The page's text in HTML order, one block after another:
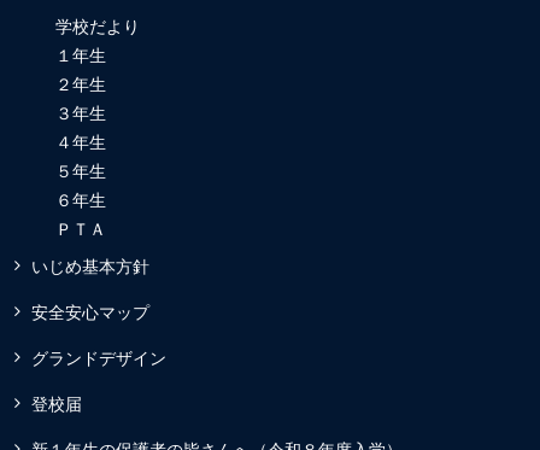
学校だより
１年生
２年生
３年生
４年生
５年生
６年生
ＰＴＡ
いじめ基本方針
安全安心マップ
グランドデザイン
登校届